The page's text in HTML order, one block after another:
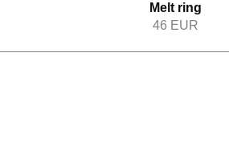
Melt ring
46 EUR